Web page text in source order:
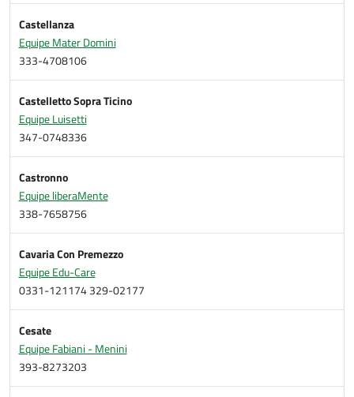
Castellanza
Equipe Mater Domini
333-4708106
Castelletto Sopra Ticino
Equipe Luisetti
347-0748336
Castronno
Equipe liberaMente
338-7658756
Cavaria Con Premezzo
Equipe Edu-Care
0331-121174 329-02177
Cesate
Equipe Fabiani - Menini
393-8273203